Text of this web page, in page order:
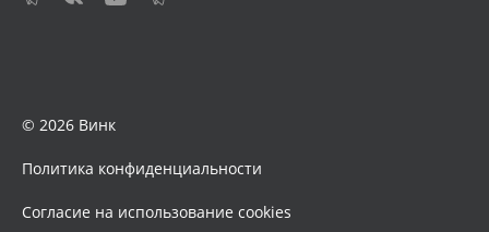
© 2026 Винк
Политика конфиденциальности
Согласие на использование cookies